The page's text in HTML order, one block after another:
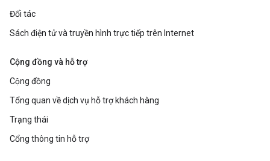
Đối tác
Sách điện tử và truyền hình trực tiếp trên Internet
Cộng đồng và hỗ trợ
Cộng đồng
Tổng quan về dịch vụ hỗ trợ khách hàng
Trạng thái
Cổng thông tin hỗ trợ